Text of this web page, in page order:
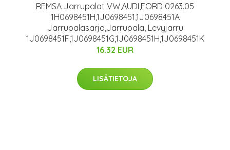
REMSA Jarrupalat VW,AUDI,FORD 0263.05
1H0698451H,1J0698451,1J0698451A
Jarrupalasarja,Jarrupala, Levyjarru
1J0698451F,1J0698451G,1J0698451H,1J0698451K
16.32 EUR
LISÄTIETOJA